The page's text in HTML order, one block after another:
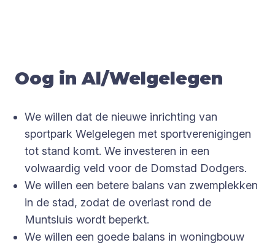
Oog in Al/​Welgelegen
We willen dat de nieuwe inrichting van
sportpark Welgelegen met sportverenigingen
tot stand komt. We investeren in een
volwaardig veld voor de Domstad Dodgers.
We willen een betere balans van zwemplekken
in de stad, zodat de overlast rond de
Muntsluis wordt beperkt.
We willen een goede balans in woningbouw